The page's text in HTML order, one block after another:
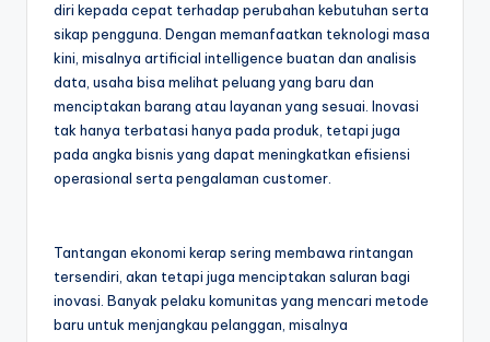
diri kepada cepat terhadap perubahan kebutuhan serta
sikap pengguna. Dengan memanfaatkan teknologi masa
kini, misalnya artificial intelligence buatan dan analisis
data, usaha bisa melihat peluang yang baru dan
menciptakan barang atau layanan yang sesuai. Inovasi
tak hanya terbatasi hanya pada produk, tetapi juga
pada angka bisnis yang dapat meningkatkan efisiensi
operasional serta pengalaman customer.
Tantangan ekonomi kerap sering membawa rintangan
tersendiri, akan tetapi juga menciptakan saluran bagi
inovasi. Banyak pelaku komunitas yang mencari metode
baru untuk menjangkau pelanggan, misalnya